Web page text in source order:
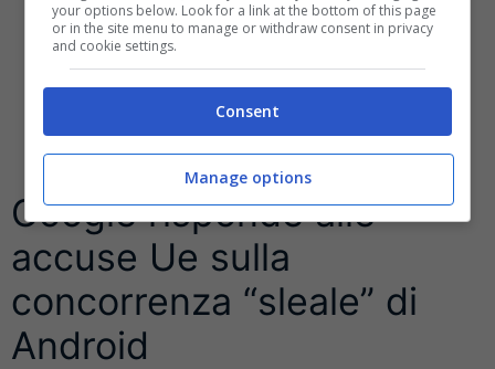
Google risponde alle
accuse Ue sulla
concorrenza “sleale” di
Android
your options below. Look for a link at the bottom of this page
or in the site menu to manage or withdraw consent in privacy
and cookie settings.
Consent
Manage options